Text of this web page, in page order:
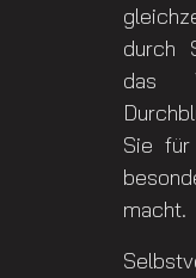
durch
das
Sie für
macht.